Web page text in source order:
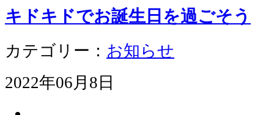
キドキドでお誕生日を過ごそう
カテゴリー： お知らせ
2022年06月8日